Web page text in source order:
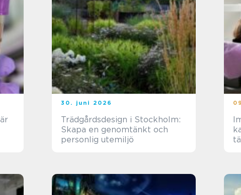
30. juni 2026
Trädgårdsdesign i Stockholm:
Skapa en genomtänkt och
personlig utemiljö